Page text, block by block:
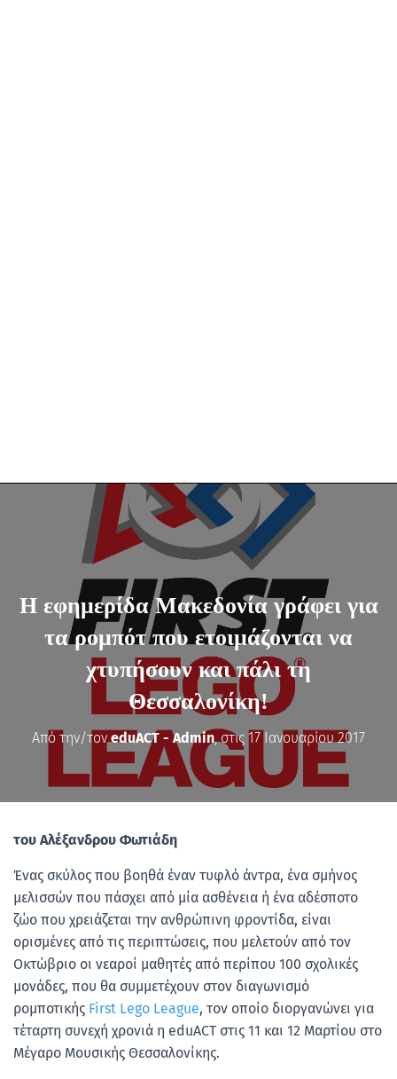
Η εφημερίδα Μακεδονία γράφει για
τα ρομπότ που ετοιμάζονται να
χτυπήσουν και πάλι τη
Θεσσαλονίκη!
Από την/τονeduACT - Admin, στις 17 Ιανουαρίου 2017
του Αλέξανδρου Φωτιάδη
Ένας σκύλος που βοηθά έναν τυφλό άντρα, ένα σμήνος
μελισσών που πάσχει από μία ασθένεια ή ένα αδέσποτο
ζώο που χρειάζεται την ανθρώπινη φροντίδα, είναι
ορισμένες από τις περιπτώσεις, που μελετούν από τον
Οκτώβριο οι νεαροί μαθητές από περίπου 100 σχολικές
μονάδες, που θα συμμετέχουν στον διαγωνισμό
ρομποτικής First Lego League, τον οποίο διοργανώνει για
τέταρτη συνεχή χρονιά η eduACT στις 11 και 12 Μαρτίου στο
Μέγαρο Μουσικής Θεσσαλονίκης.